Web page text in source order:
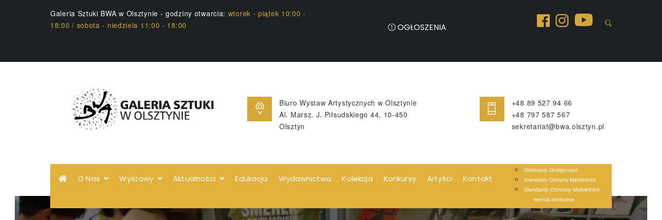
Galeria Sztuki BWA w Olsztynie - godziny otwarcia: wtorek - piątek 10:00 -
18:00 / sobota - niedziela 11:00 - 18:00
OGŁOSZENIA
Biuro Wystaw Artystycznych w Olsztynie
Al. Marsz. J. Piłsudskiego 44, 10-450
Olsztyn
+48 89 527 94 66
+48 797 587 567
sekretariat@bwa.olsztyn.pl
O Nas Wystawy Aktualności Edukacja Wydawnictwa Kolekcja Konkursy Artyści Kontakt
Deklaracja Dostępności
Standardy Ochrony Małoletnich
Standardy Ochrony Małoletnich
wersja skrócona